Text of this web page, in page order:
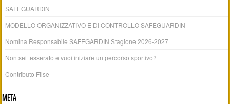
SAFEGUARDIN
MODELLO ORGANIZZATIVO E DI CONTROLLO SAFEGUARDIN
Nomina Responsabile SAFEGARDIN Stagione 2026-2027
Non sei tesserato e vuoi iniziare un percorso sportivo?
Contributo Filse
META